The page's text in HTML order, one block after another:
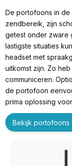
De portofoons in
zendbereik, zijn
getest onder zware
lastigste situaties
headset met
uitkomst zijn. Zo
communiceren.
de portofoon
prima oplossing
Bekijk portofoons